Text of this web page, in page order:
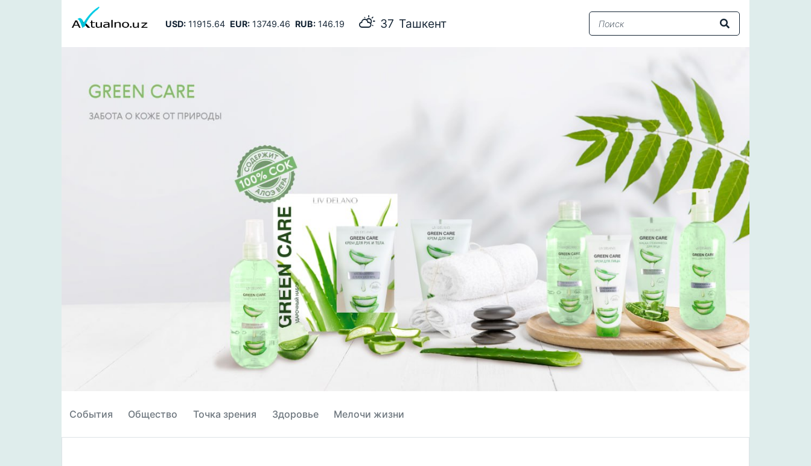
USD:11915.64 EUR:13749.46 RUB:146.19 33 Самарканд
События Общество Точка зрения Здоровье Мелочи жизни